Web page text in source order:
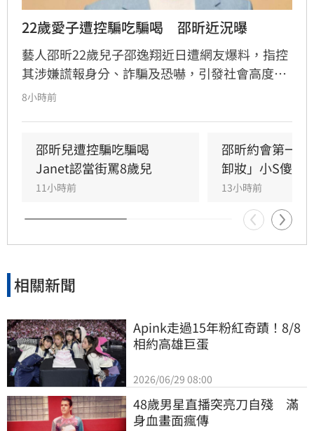
22歲愛子遭控騙吃騙喝　邵昕近況曝
藝人邵昕22歲兒子邵逸翔近日遭網友爆料，指控
其涉嫌謊報身分、詐騙及恐嚇，引發社會高度關
注。隨著風波延燒，邵昕的近況也隨之曝光，據
品團購生意。林品妤
8小時前
邵昕兒遭控騙吃騙喝
Janet認當街罵8歲兒
11小時前
邵昕約會第一
卸妝」小S傻眼
13小時前
相關新聞
Apink走過15年粉紅奇蹟！8/8
相約高雄巨蛋
2026/06/29 08:00
48歲男星直播突亮刀自殘　滿
身血畫面瘋傳